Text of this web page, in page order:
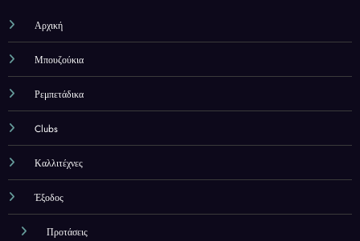
Αρχική
Μπουζούκια
Ρεμπετάδικα
Clubs
Καλλιτέχνες
Έξοδος
Προτάσεις